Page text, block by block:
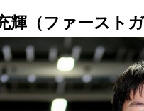
輝（ファースト